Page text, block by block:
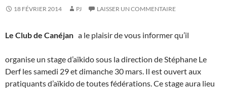
18 FÉVRIER 2014 PJ LAISSER UN COMMENTAIRE
Le Club de Canéjan a le plaisir de vous informer qu’il
organise un stage d’aïkido sous la direction de Stéphane Le
Derf les samedi 29 et dimanche 30 mars. Il est ouvert aux
pratiquants d’aïkido de toutes fédérations. Ce stage aura lieu